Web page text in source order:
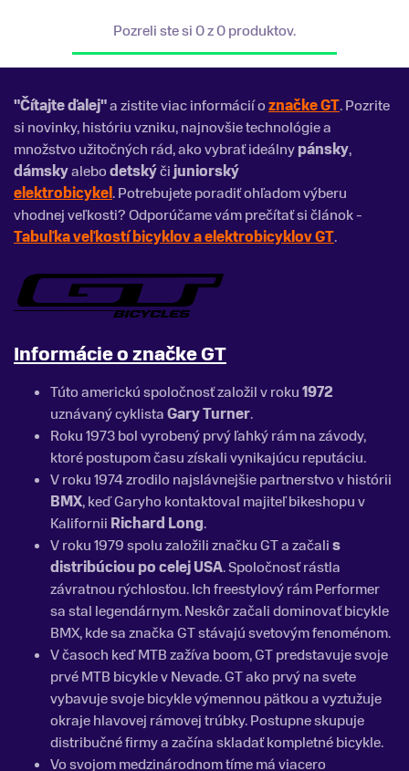
Pozreli ste si 0 z 0 produktov.
"Čítajte ďalej"a zistite viac informácií označke GT. Pozrite
si novinky, históriu vzniku, najnovšie technológie a
množstvo užitočných rád, ako vybrať ideálnypánsky,
dámskyalebodetskýčijuniorský
elektrobicykel. Potrebujete poradiť ohľadom výberu
vhodnej veľkosti? Odporúčame vám prečítať si článok -
Tabuľka veľkostí bicyklov a elektrobicyklov GT.
Informácie o značke GT
Túto americkú spoločnosť založil v roku1972
uznávaný cyklistaGary Turner.
Roku 1973 bol vyrobený prvý ľahký rám na závody,
ktoré postupom času získali vynikajúcu reputáciu.
V roku 1974 zrodilo najslávnejšie partnerstvo v histórii
BMX, keď Garyho kontaktoval majiteľ bikeshopu v
Kalifornii Richard Long.
V roku 1979 spolu založili značku GT a začalis
distribúciou po celej USA. Spoločnosť rástla
závratnou rýchlosťou. Ich freestylový rám Performer
sa stal legendárnym. Neskôr začali dominovať bicykle
BMX, kde sa značka GT stávajú svetovým fenoménom.
V časoch keď MTB zažíva boom, GT predstavuje svoje
prvé MTB bicykle v Nevade. GT ako prvý na svete
vybavuje svoje bicykle výmennou pätkou a vyztužuje
okraje hlavovej rámovej trúbky. Postupne skupuje
distribučné firmy a začína skladať kompletné bicykle.
Vo svojom medzinárodnom tíme má viacero